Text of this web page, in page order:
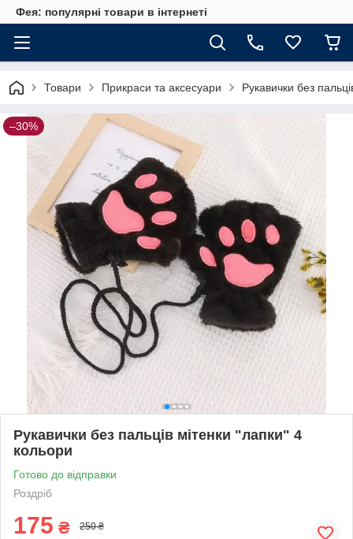
Фея: популярні товари в інтернеті
Товари Прикраси та аксесуари Рукавички без
–30%
Рукавички без пальців мітенки "лапки" 4
кольори
Готово до відправки
Роздріб
175 ₴ 250 ₴